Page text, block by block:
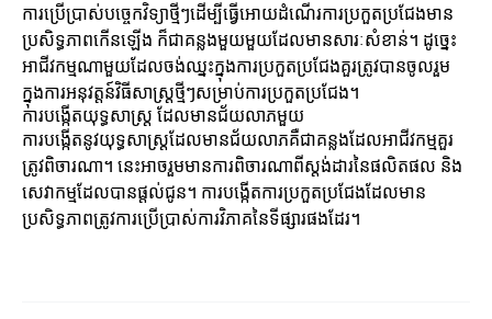
ការប្រើប្រាស់បច្ចេកវិទ្យាថ្មីៗដើម្បីធ្វើអោយដំណើរការប្រកួតប្រជែងមាន
ប្រសិទ្ធភាពកើនឡើង ក៏ជាគន្លងមួយមួយដែលមានសារៈសំខាន់។ ដូច្នេះ
អាជីវកម្មណាមួយដែលចង់ឈ្នះក្នុងការប្រកួតប្រជែងគួរត្រូវបានចូលរួម
ក្នុងការអនុវត្តន៍វិធីសាស្ត្រថ្មីៗសម្រាប់ការប្រកួតប្រជែង។
ការបង្កើតយុទ្ធសាស្ត្រ ដែលមានជ័យលាភមួយ
ការបង្កើតនូវយុទ្ធសាស្ត្រដែលមានជ័យលាភគឺជាគន្លងដែលអាជីវកម្មគួរ
ត្រូវពិចារណា។ នេះអាចរួមមានការពិចារណាពីស្តង់ដារនៃផលិតផល និង
សេវាកម្មដែលបានផ្តល់ជូន។ ការបង្កើតការប្រកួតប្រជែងដែលមាន
ប្រសិទ្ធភាពត្រូវការប្រើប្រាស់ការវិភាគនៃទីផ្សារផងដែរ។